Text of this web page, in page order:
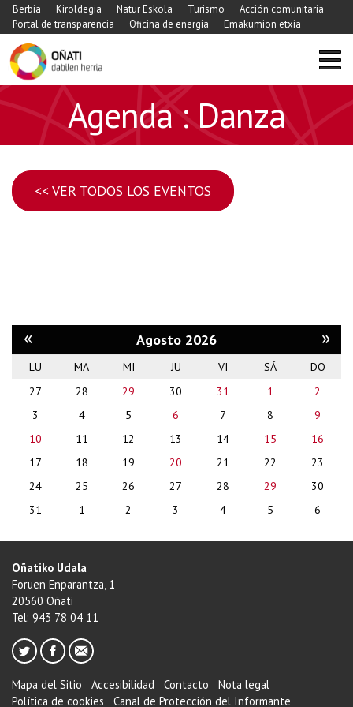
Berbia Kiroldegia Natur Eskola Turismo
Acción comunitaria
Portal de transparencia
Oficina de energia Emakumion etxia
Agenda : Danza
<< VER TODOS LOS EVENTOS
« Agosto 2026 »
month-
LU MA MI JU VI SÁ
DO
27
28 29 30 31 1
2
3
4 5 6 7 8
9
10
11 12 13 14 15
16
17
18 19 20 21 22
23
24
25 26 27 28 29
30
31
1 2 3 4 5 6
Oñatiko Udala
Foruen Enparantza, 1
20560 Oñati
Tel: 943 78 04 11
Mapa del Sitio Accesibilidad Contacto
Nota legal
Política de cookies
Canal de Protección del Informante